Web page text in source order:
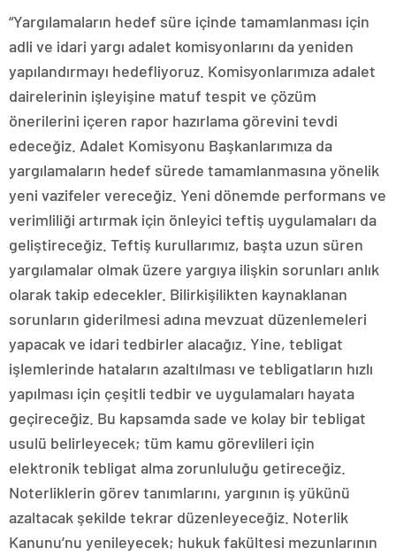
“Yargılamaların hedef süre içinde tamamlanması için
adli ve idari yargı adalet komisyonlarını da yeniden
yapılandırmayı hedefliyoruz. Komisyonlarımıza adalet
dairelerinin işleyişine matuf tespit ve çözüm
önerilerini içeren rapor hazırlama görevini tevdi
edeceğiz. Adalet Komisyonu Başkanlarımıza da
yargılamaların hedef sürede tamamlanmasına yönelik
yeni vazifeler vereceğiz. Yeni dönemde performans ve
verimliliği artırmak için önleyici teftiş uygulamaları da
geliştireceğiz. Teftiş kurullarımız, başta uzun süren
yargılamalar olmak üzere yargıya ilişkin sorunları anlık
olarak takip edecekler. Bilirkişilikten kaynaklanan
sorunların giderilmesi adına mevzuat düzenlemeleri
yapacak ve idari tedbirler alacağız. Yine, tebligat
işlemlerinde hataların azaltılması ve tebligatların hızlı
yapılması için çeşitli tedbir ve uygulamaları hayata
geçireceğiz. Bu kapsamda sade ve kolay bir tebligat
usulü belirleyecek; tüm kamu görevlileri için
elektronik tebligat alma zorunluluğu getireceğiz.
Noterliklerin görev tanımlarını, yargının iş yükünü
azaltacak şekilde tekrar düzenleyeceğiz. Noterlik
Kanunu’nu yenileyecek; hukuk fakültesi mezunlarının